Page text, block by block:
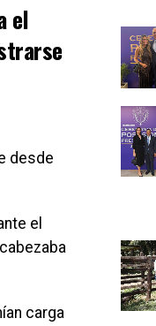
el
desde
el
carga